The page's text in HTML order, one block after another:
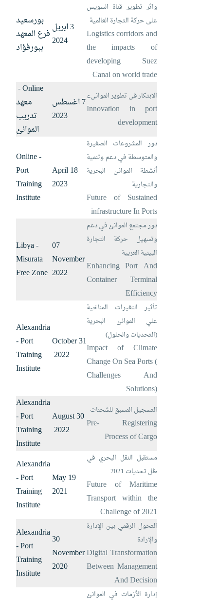
واثر تطوير قناة السويس
على حركة التجارة العالمية
Logistics corridors and
the impacts of
developing Suez
Canal on world trade
3 ابريل
2024
بورسعيد
فرع المعهد
ببورفؤاد
الابتكار فى تطوير الموانىء
Innovation in port
development
7 اغسطس
2023
Online
-
معهد
تدريب
الموانئ
دور المشروعات الصغيرة
والمتوسطة في دعم وتنمية
أنشطة الموانئ البحرية
والتجارية
Future of Sustained
infrastructure In Ports
18 April
2023
Online -
Port
Training
Institute
دور مجتمع الموانئ في دعم
وتسهيل حركة التجارة
البينية العربية
Enhancing Port And
Container Terminal
Efficiency
07
November
2022
Libya -
Misurata
Free Zone
تأثير التغيرات المناخية
علي الموانئ البحرية
(التحديات والحلول)
Impact of Climate
Change On Sea Ports (
Challenges And
Solutions)
31 October
2022
Alexandria
- Port
Training
Institute
التسجيل المسبق للشحنات
Pre- Registering
Process of Cargo
30 August
2022
Alexandria
- Port
Training
Institute
مستقبل النقل البحري في
ظل تحديات 2021
Future of Maritime
Transport within the
Challenge of 2021
19 May
2021
Alexandria
- Port
Training
Institute
التحول الرقمي بين الإدارة
والإرادة
Digital Transformation
Between Management
And Decision
30
November
2020
Alexandria
- Port
Training
Institute
إدارة الأزمات في الموانئ